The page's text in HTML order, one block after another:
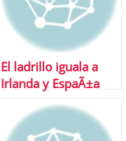
El ladrillo iguala a
Irlanda y EspaÃ±a